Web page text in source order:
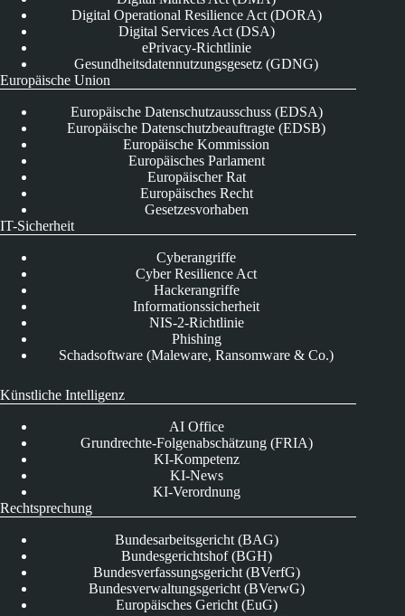
Digital Operational Resilience Act (DORA)
Digital Services Act (DSA)
ePrivacy-Richtlinie
Gesundheitsdatennutzungsgesetz (GDNG)
Europäische Union
Europäische Datenschutzausschuss (EDSA)
Europäische Datenschutzbeauftragte (EDSB)
Europäische Kommission
Europäisches Parlament
Europäischer Rat
Europäisches Recht
Gesetzesvorhaben
IT-Sicherheit
Cyberangriffe
Cyber Resilience Act
Hackerangriffe
Informationssicherheit
NIS-2-Richtlinie
Phishing
Schadsoftware (Maleware, Ransomware & Co.)
Künstliche Intelligenz
AI Office
Grundrechte-Folgenabschätzung (FRIA)
KI-Kompetenz
KI-News
KI-Verordnung
Rechtsprechung
Bundesarbeitsgericht (BAG)
Bundesgerichtshof (BGH)
Bundesverfassungsgericht (BVerfG)
Bundesverwaltungsgericht (BVerwG)
Europäisches Gericht (EuG)